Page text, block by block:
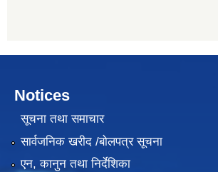
Notices
सूचना तथा समाचार
सार्वजनिक खरीद /बोलपत्र सूचना
एन, कानुन तथा निर्देशिका